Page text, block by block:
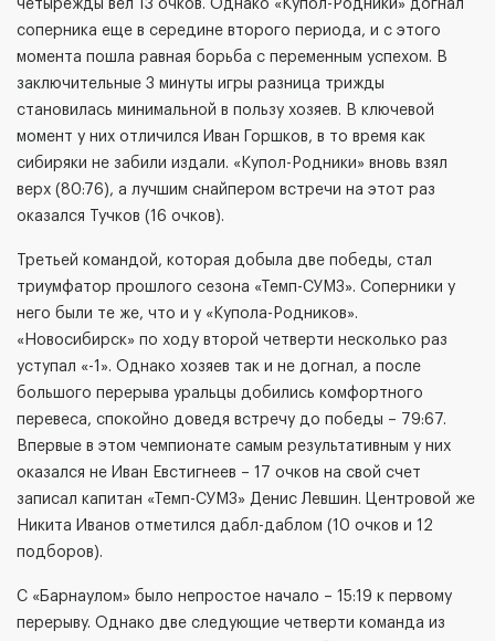
четырежды вел 13 очков. Однако «Купол-Родники» догнал
соперника еще в середине второго периода, и с этого
момента пошла равная борьба с переменным успехом. В
заключительные 3 минуты игры разница трижды
становилась минимальной в пользу хозяев. В ключевой
момент у них отличился Иван Горшков, в то время как
сибиряки не забили издали. «Купол-Родники» вновь взял
верх (80:76), а лучшим снайпером встречи на этот раз
оказался Тучков (16 очков).
Третьей командой, которая добыла две победы, стал
триумфатор прошлого сезона «Темп-СУМЗ». Соперники у
него были те же, что и у «Купола-Родников».
«Новосибирск» по ходу второй четверти несколько раз
уступал «-1». Однако хозяев так и не догнал, а после
большого перерыва уральцы добились комфортного
перевеса, спокойно доведя встречу до победы – 79:67.
Впервые в этом чемпионате самым результативным у них
оказался не Иван Евстигнеев – 17 очков на свой счет
записал капитан «Темп-СУМЗ» Денис Левшин. Центровой же
Никита Иванов отметился дабл-даблом (10 очков и 12
подборов).
С «Барнаулом» было непростое начало – 15:19 к первому
перерыву. Однако две следующие четверти команда из